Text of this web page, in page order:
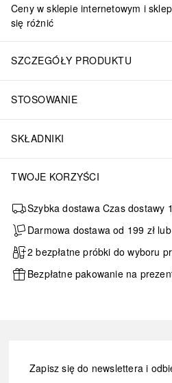
Ceny w sklepie internetowym i
się różnić
SZCZEGÓŁY PRODUKTU
STOSOWANIE
SKŁADNIKI
TWOJE KORZYŚCI
Szybka dostawa Czas dostawy
Darmowa dostawa od 199 zł
2 bezpłatne próbki do wyboru
Bezpłatne pakowanie na
Zapisz się do newslettera i